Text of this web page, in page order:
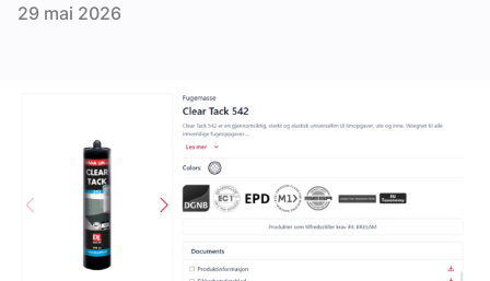
Ledige stillinger
29 mai 2026